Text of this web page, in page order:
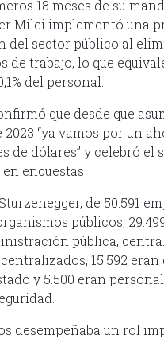
18 meses de su
Milei implementó una
del sector público al
de trabajo, lo que
del personal.
que desde que
“ya vamos por un
de dólares” y celebró el
en encuestas
de 50.591
públicos,
pública,
15.592 eran
y 5.500 eran
desempeñaba un rol